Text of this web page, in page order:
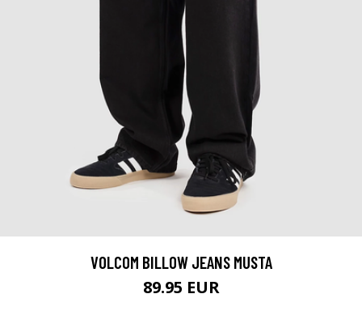
VOLCOM BILLOW JEANS MUSTA
89.95 EUR